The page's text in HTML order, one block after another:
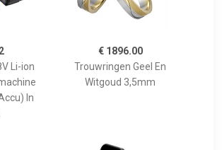
Li-ion
In
€ 1896.00
Trouwringen Geel En
Witgoud 3,5mm